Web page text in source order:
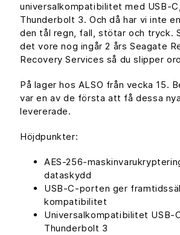
universalkompatibilitet med USB-
Thunderbolt 3. Och då har vi inte
den tål regn, fall, stötar och tryck.
det vore nog ingår 2 års Seagate
Recovery Services så du slipper
På lager hos ALSO från vecka 15.
var en av de första att få dessa
levererade.
Höjdpunkter:
AES-256-
dataskydd
USB-C-porten ger
kompatibilitet
Universalkompatibilitet USB-
Thunderbolt 3